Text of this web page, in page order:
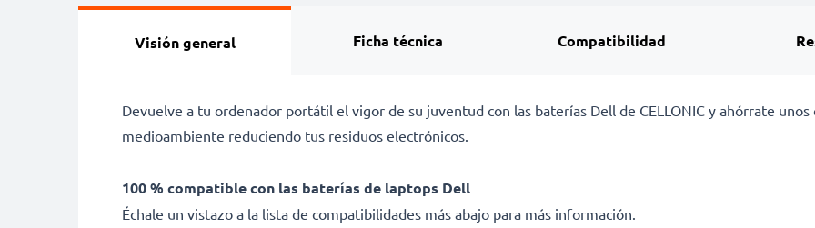
Visión general Ficha técnica Compatibilidad
Devuelve a tu ordenador portátil el vigor de su juventud con las baterías Dell de CELLONIC y ahórrate
medioambiente reduciendo tus residuos electrónicos.
100 % compatible con las baterías de laptops Dell
Échale un vistazo a la lista de compatibilidades más abajo para más información.